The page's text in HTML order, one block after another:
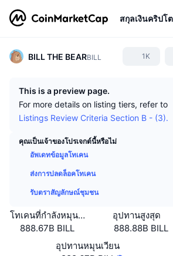
สกุลเงินคริปโต
BILL THE BEARBILL 1K
This is a preview page.
For more details on listing tiers, refer to
Listings Review Criteria Section B - (3).
คุณเป็นเจ้าของโปรเจกต์นี้หรือไม่
อัพเดทข้อมูลโทเคน
ส่งการปลดล็อคโทเคน
รับตราสัญลักษณ์ชุมชน
โทเคนที่กำลังหมุนเวียนหรือถูกล็อค
888.67B BILL
อุปทานสูงสุด
888.88B BILL
อุปทานหมุนเวียน